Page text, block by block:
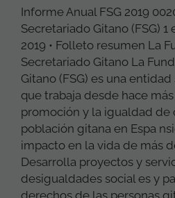
Informe Anual FSG 2019
Secretariado Gitano (FSG) 1
2019 • Folleto resumen La
Secretariado Gitano La
Gitano (FSG) es una
que trabaja desde hace
promoción y la igualdad de
población gitana en Espa
impacto en la vida de más
Desarrolla proyectos y
desigualdades social es y
derechos de las personas